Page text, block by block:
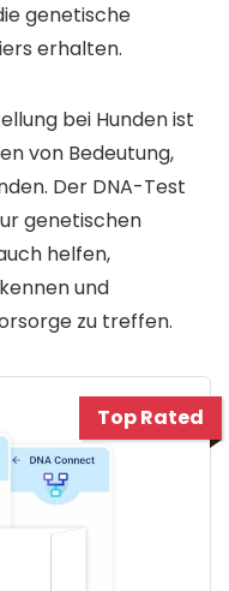
genetische
erhalten.
bei Hunden ist
von Bedeutung,
Der DNA-Test
genetischen
helfen,
und
zu treffen.
Top Rated